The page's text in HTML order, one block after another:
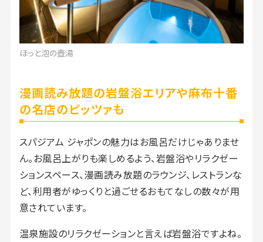
ほっと泡の壺湯
漫画読み放題の岩盤浴エリアや麻布十番
の名店のピッツァも
スパジアム ジャポンの魅力はお風呂だけじゃありませ
ん。お風呂上がりも楽しめるよう、岩盤浴やリラクゼー
ションスペース、漫画読み放題のラウンジ、レストランな
ど、利用者がゆっくりと過ごせるおもてなしの数々が用
意されています。
温泉施設のリラクゼーションと言えば岩盤浴ですよね。